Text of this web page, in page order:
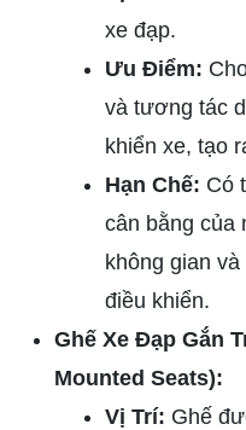
xe đạp.
Ưu Điểm:
và tương tác
khiển xe, tạo
Hạn Chế: Có
cân bằng của
không gian
điều khiển.
Ghế Xe Đạp Gắn
Mounted Seats):
Vị Trí: Ghế